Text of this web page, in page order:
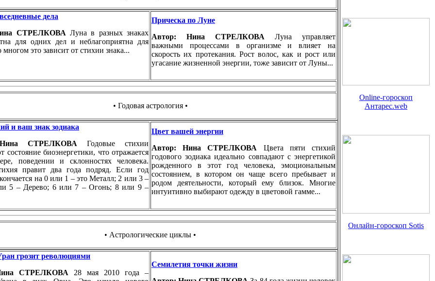
дела
СТРЕЛКОВА Луна в разных знаках
для одних дел и неблагоприятна для
это зависит от стихии знака...
Прическа по Луне
Автор: Нина СТРЕЛКОВА Луна управляет
важными процессами в организме и влияет на
скорость их протекания. Рост волос, как и рост или
угасание жизненной энергии, тоже зависит от Луны...
• Годовая астрология •
и ваш знак зодиака
СТРЕЛКОВА Годовые стихии
состояние биоэнергетики, что отражается
поведении и склонностях человека.
правит два года подряд. Если год
на 0 или 1 – это Металл; 2 или 3 –
5 – Дерево; 6 или 7 – Огонь; 8 или 9 –
Цвет вашей энергии
Автор: Нина СТРЕЛКОВА Цвета пяти стихий
годового зодиака идеально совпадают с энергетикой
рожденного в этот год человека, эмоциональным
состоянием, в котором он чаще всего пребывает и
родом деятельности, который ему близок. Многие
интуитивно выбирают одежду в цветовой гамме...
• Астрологические циклы •
грозит революциями
СТРЕЛКОВА 28 мая 2010 года –
Семилетия точки жизни
Online-гороскоп
Антарес.web
Онлайн-гороскоп Sotis